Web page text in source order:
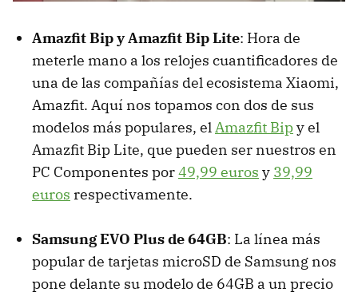
Amazfit Bip y Amazfit Bip Lite: Hora de
meterle mano a los relojes cuantificadores de
una de las compañías del ecosistema Xiaomi,
Amazfit. Aquí nos topamos con dos de sus
modelos más populares, elAmazfit Bipy el
Amazfit Bip Lite, que pueden ser nuestros en
PC Componentes por49,99 euros y 39,99
euros respectivamente.
Samsung EVO Plus de 64GB: La línea más
popular de tarjetas microSD de Samsung nos
pone delante su modelo de 64GB a un precio